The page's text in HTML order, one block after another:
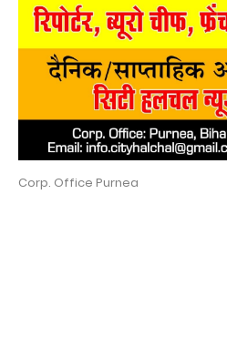
Corp. Office Purnea